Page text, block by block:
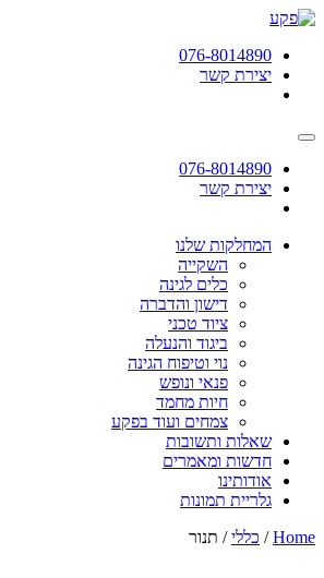
תחילתו
אינטרנט,
לחץ
כדי
לאזור
תוכן
מרכזי
076-8014890
יצירת קשר
076-8014890
יצירת קשר
המחלקות שלנו
השקייה
כלים לגינה
דישון והדברה
ציוד טכני
ביגוד והנעלה
נוי וטיפוח הגינה
פנאי ונופש
חיות מחמד
צמחים ועוד בפקע
שאלות ותשובות
חדשות ומאמרים
אודותינו
גלריית תמונות
Home
/ כללי/ תנור